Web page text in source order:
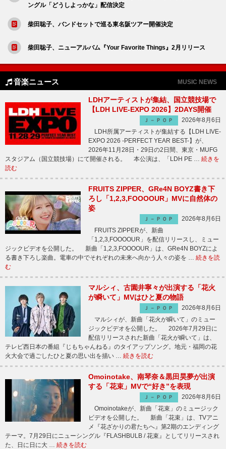
ングル「どうしよっかな」配信決定
柴田聡子、バンドセットで巡る東名阪ツアー開催決定
柴田聡子、ニューアルバム『Your Favorite Things』2月リリース
音楽ニュース MUSIC NEWS
LDHアーティストが集結、国立競技場で
【LDH LIVE-EXPO 2026】2DAYS開催
Ｊ－ＰＯＰ
2026年8月6日
LDH所属アーティストが集結する【LDH LIVE-
EXPO 2026 -PERFECT YEAR BEST-】が、
2026年11月28日・29日の2日間、東京・MUFG
スタジアム（国立競技場）にて開催される。 本公演は、「LDH PE … 続きを
読む
FRUITS ZIPPER、GRe4N BOYZ書き下
ろし「1,2,3,FOOOOUR」MVに自然体の
姿
Ｊ－ＰＯＰ
2026年8月6日
FRUITS ZIPPERが、新曲
「1,2,3,FOOOOUR」を配信リリースし、ミュー
ジックビデオを公開した。 新曲「1,2,3,FOOOOUR」は、GRe4N BOYZによ
る書き下ろし楽曲。電車の中でそれぞれの未来へ向かう人々の姿を … 続きを読
む
マルシィ、古園井寧々が出演する「花火
が瞬いて」MVはひと夏の物語
Ｊ－ＰＯＰ
2026年8月6日
マルシィが、新曲「花火が瞬いて」のミュー
ジックビデオを公開した。 2026年7月29日に
配信リリースされた新曲「花火が瞬いて」は、
テレビ西日本の番組『じもちゃんねる』のタイアップソング。地元・福岡の花
火大会で過ごしたひと夏の思い出を描い … 続きを読む
Omoinotake、南琴奈＆黒田昊夢が出演
する「花束」MVで“好き”を表現
Ｊ－ＰＯＰ
2026年8月6日
Omoinotakeが、新曲「花束」のミュージック
ビデオを公開した。 新曲「花束」は、TVアニ
メ『花ざかりの君たちへ』第2期のエンディング
テーマ。7月29日にニューシングル『FLASHBULB / 花束』としてリリースされ
た、日に日に大 … 続きを読む